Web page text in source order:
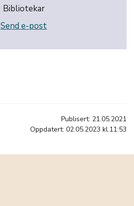
Bibliotekar
Send e-post
Publisert: 21.05.2021
Oppdatert: 02.05.2023 kl.11:53